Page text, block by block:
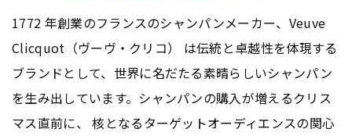
1772 年創業のフランスのシャンパンメーカー、Veuve
Clicquot（ヴーヴ・クリコ） は伝統と卓越性を体現する
ブランドとして、世界に名だたる素晴らしいシャンパン
を生み出しています。シャンパンの購入が増えるクリス
マス直前に、 核となるターゲットオーディエンスの関心